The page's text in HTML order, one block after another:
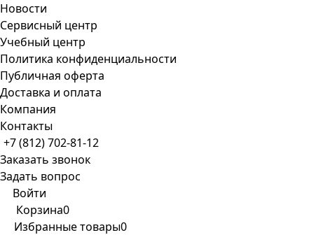
Новости
Сервисный центр
Учебный центр
Политика конфиденциальности
Публичная оферта
Доставка и оплата
Компания
Контакты
+7 (812) 702-81-12
Заказать звонок
Задать вопрос
Войти
Корзина0
Избранные товары0